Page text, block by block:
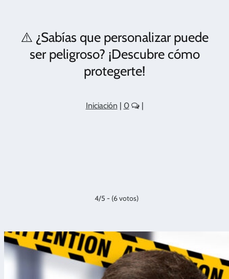
⚠️ ¿Sabías que personalizar puede
ser peligroso? ¡Descubre cómo
protegerte!
Iniciación | 0 |
4/5 - (6 votos)